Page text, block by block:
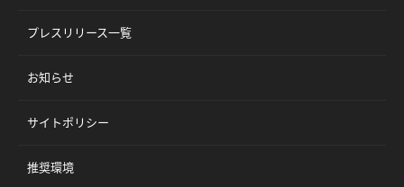
プレスリリース一覧
お知らせ
サイトポリシー
推奨環境